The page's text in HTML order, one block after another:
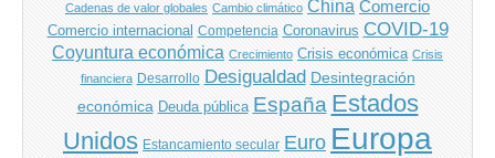
Cadenas de valor globales Cambio climático China Comercio
Comercio internacional Competencia Coronavirus COVID-19
Coyuntura económica Crecimiento Crisis económica Crisis
financiera
Desarrollo Desigualdad Desintegración
económica Deuda pública España Estados
Unidos Estancamiento secular Euro Europa